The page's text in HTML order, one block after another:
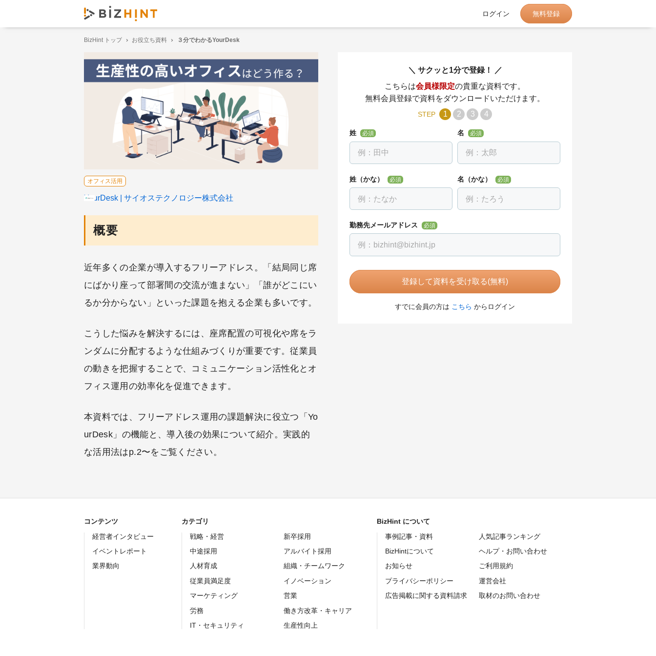
ログイン 無料登録
BizHint トップ お役立ち資料 ３分でわかるYourDesk
概要
近年多くの企業が導入するフリーアドレス。「結局同じ席
にばかり座って部署間の交流が進まない」「誰がどこにい
るか分からない」といった課題を抱える企業も多いです。
こうした悩みを解決するには、座席配置の可視化や席をラ
ンダムに分配するような仕組みづくりが重要です。従業員
の動きを把握することで、コミュニケーション活性化とオ
フィス運用の効率化を促進できます。
本資料では、フリーアドレス運用の課題解決に役立つ「Yo
urDesk」の機能と、導入後の効果について紹介。実践的
な活用法はp.2〜をご覧ください。
オフィス活用
YourDesk サイオステクノロジー株式会社
サクッと1分で登録！
こちらは会員様限定の貴重な資料です。
無料会員登録で資料をダウンロードいただけます。
STEP 1 2 3 4
姓 必須 名 必須
姓（かな） 必須 名（かな） 必須
勤務先メールアドレス 必須
登録して資料を受け取る(無料)
すでに会員の方は こちら からログイン
コンテンツ
経営者インタビュー
イベントレポート
業界動向
カテゴリ
戦略・経営
新卒採用
中途採用
アルバイト採用
人材育成
組織・チームワーク
従業員満足度
イノベーション
マーケティング
営業
労務
働き方改革・キャリア
IT・セキュリティ
生産性向上
BizHint について
事例記事・資料
人気記事ランキング
BizHintについて
ヘルプ・お問い合わせ
お知らせ
ご利用規約
プライバシーポリシー
運営会社
広告掲載に関する資料請求
取材のお問い合わせ